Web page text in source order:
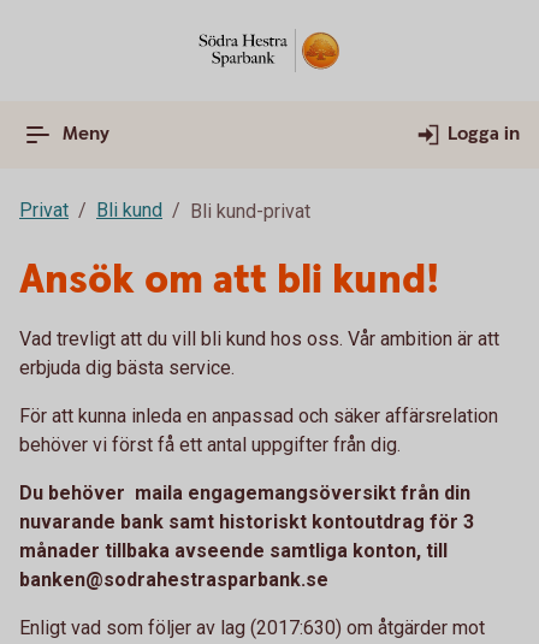
Meny Logga in
Privat Bli kund Bli kund-privat
Ansök om att bli kund!
Vad trevligt att du vill bli kund hos oss. Vår ambition är att
erbjuda dig bästa service.
För att kunna inleda en anpassad och säker affärsrelation
behöver vi först få ett antal uppgifter från dig.
Du behöver maila engagemangsöversikt från din
nuvarande bank samt historiskt kontoutdrag för 3
månader tillbaka avseende samtliga konton, till
banken@sodrahestrasparbank.se
Enligt vad som följer av lag (2017:630) om åtgärder mot